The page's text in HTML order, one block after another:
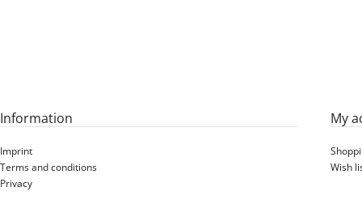
Information
Imprint
Terms and conditions
Privacy
My
Wish